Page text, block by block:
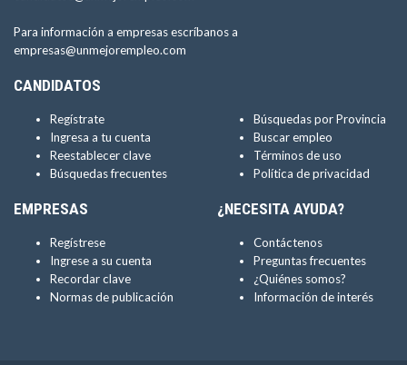
Para información a empresas escríbanos a
empresas@unmejorempleo.com
CANDIDATOS
Regístrate
Ingresa a tu cuenta
Reestablecer clave
Búsquedas frecuentes
Búsquedas por Provincia
Buscar empleo
Términos de uso
Política de privacidad
EMPRESAS
Regístrese
Ingrese a su cuenta
Recordar clave
Normas de publicación
¿NECESITA AYUDA?
Contáctenos
Preguntas frecuentes
¿Quiénes somos?
Información de interés